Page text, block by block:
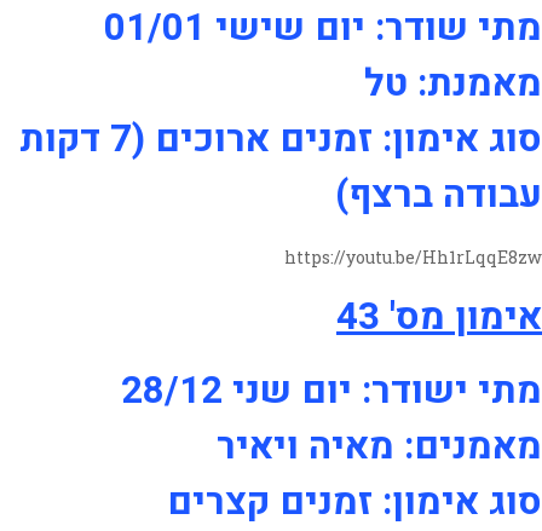
מתי שודר: יום שישי 01/01
מאמנת: טל
סוג אימון: זמנים ארוכים (7 דקות
עבודה ברצף)
https://youtu.be/Hh1rLqqE8zw
אימון מס' 43
מתי ישודר: יום שני 28/12
מאמנים: מאיה ויאיר
סוג אימון: זמנים קצרים